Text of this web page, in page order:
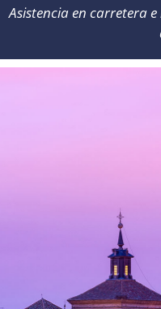
Asistencia en carretera